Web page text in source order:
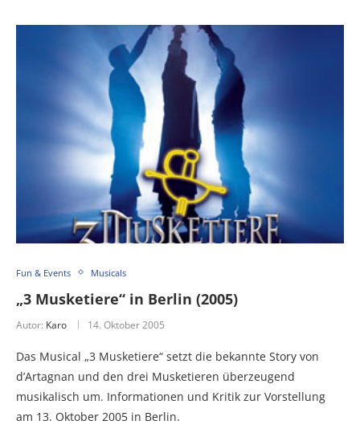
Fun & Events Musicals
„3 Musketiere“ in Berlin (2005)
Autor: Karo 14. Oktober 2005
Das Musical „3 Musketiere“ setzt die bekannte Story von
d’Artagnan und den drei Musketieren überzeugend
musikalisch um. Informationen und Kritik zur Vorstellung
am 13. Oktober 2005 in Berlin.